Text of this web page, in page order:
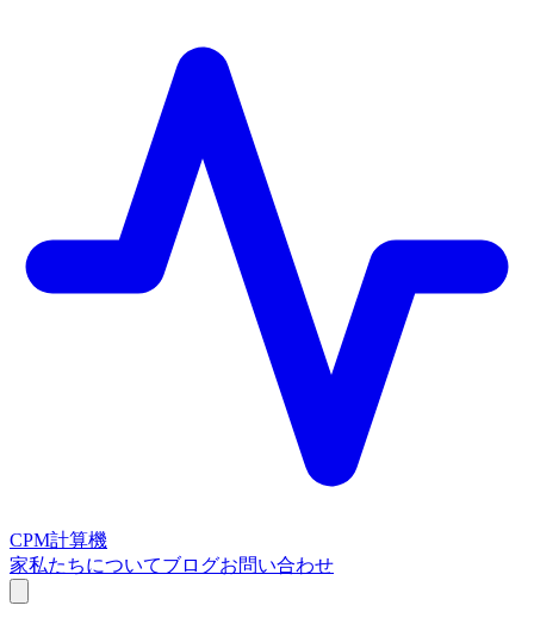
CPM計算機
家私たちについてブログお問い合わせ